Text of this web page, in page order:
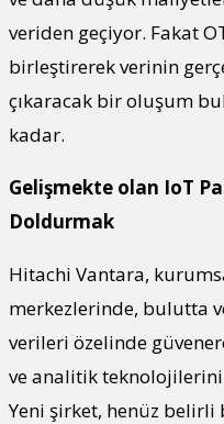
veriden geçiyor. Fakat
birleştirerek verinin
çıkaracak bir oluşum
kadar.
Gelişmekte olan IoT
Doldurmak
Hitachi Vantara,
merkezlerinde, bulutta
verileri özelinde
ve analitik
Yeni şirket, henüz belirli